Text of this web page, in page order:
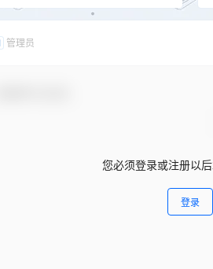
管理员
您必须登录或注册以
登录